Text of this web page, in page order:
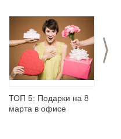
>
ТОП 5: Подарки на 8
марта в офисе